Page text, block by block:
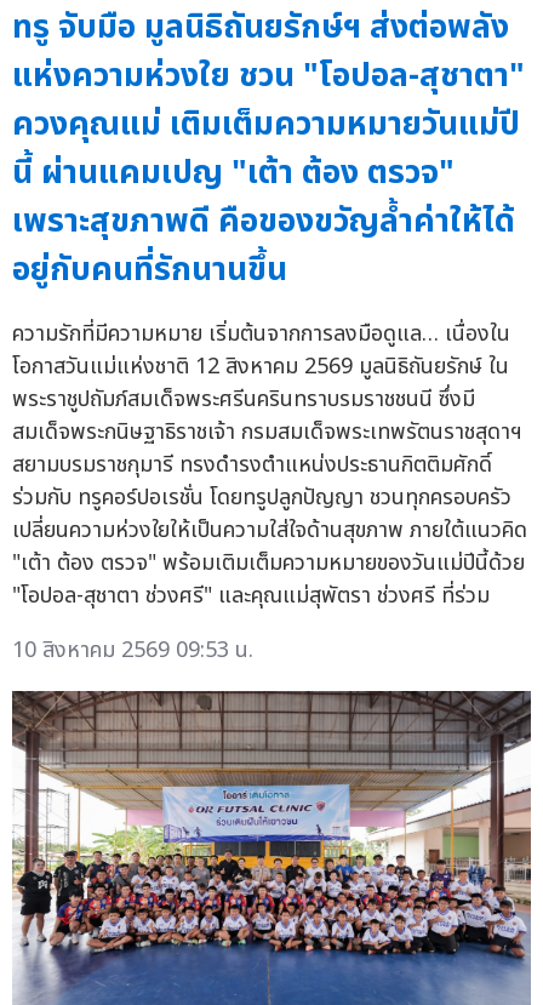
ทรู จับมือ มูลนิธิถันยรักษ์ฯ ส่งต่อพลัง
แห่งความห่วงใย ชวน "โอปอล-สุชาตา"
ควงคุณแม่ เติมเต็มความหมายวันแม่ปี
นี้ ผ่านแคมเปญ "เต้า ต้อง ตรวจ"
เพราะสุขภาพดี คือของขวัญล้ำค่าให้ได้
อยู่กับคนที่รักนานขึ้น
ความรักที่มีความหมาย เริ่มต้นจากการลงมือดูแล… เนื่องใน
โอกาสวันแม่แห่งชาติ 12 สิงหาคม 2569 มูลนิธิถันยรักษ์ ใน
พระราชูปถัมภ์สมเด็จพระศรีนครินทราบรมราชชนนี ซึ่งมี
สมเด็จพระกนิษฐาธิราชเจ้า กรมสมเด็จพระเทพรัตนราชสุดาฯ
สยามบรมราชกุมารี ทรงดำรงตำแหน่งประธานกิตติมศักดิ์
ร่วมกับ ทรูคอร์ปอเรชั่น โดยทรูปลูกปัญญา ชวนทุกครอบครัว
เปลี่ยนความห่วงใยให้เป็นความใส่ใจด้านสุขภาพ ภายใต้แนวคิด
"เต้า ต้อง ตรวจ" พร้อมเติมเต็มความหมายของวันแม่ปีนี้ด้วย
"โอปอล-สุชาตา ช่วงศรี" และคุณแม่สุพัตรา ช่วงศรี ที่ร่วม
10 สิงหาคม 2569 09:53 น.